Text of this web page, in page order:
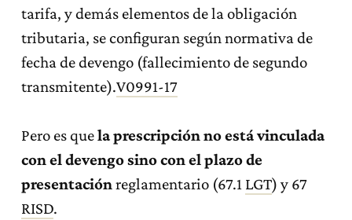
tarifa, y demás elementos de la obligación
tributaria, se configuran según normativa de
fecha de devengo (fallecimiento de segundo
transmitente).V0991-17
Pero es quela prescripción no está vinculada
con el devengosino con el plazo de
presentaciónreglamentario (67.1 LGT) y 67
RISD.